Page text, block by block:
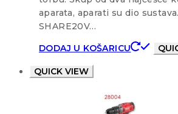
aparata, aparati su dio
SHARE20V…
DODAJ U KOŠARICU
QUICK VIEW